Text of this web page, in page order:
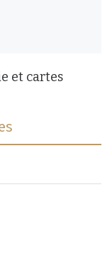
et cartes